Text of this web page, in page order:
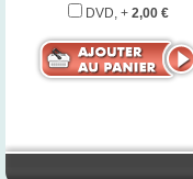
DVD, + 2,00 €